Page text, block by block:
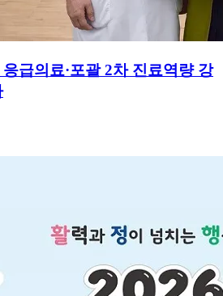
급의료·포괄 2차 진료역량 강